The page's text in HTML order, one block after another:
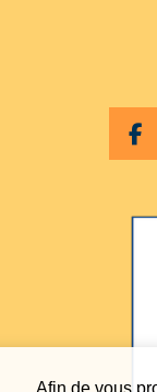
Afin de vous